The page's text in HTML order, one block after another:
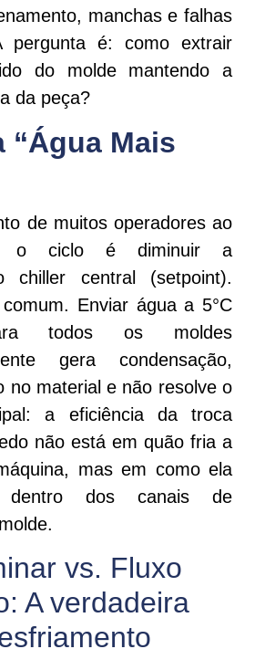
manchas e falhas
pergunta é: como extrair
do molde mantendo a
da peça?
“Água Mais
de muitos operadores ao
o ciclo é diminuir a
chiller central (setpoint).
Enviar água a 5°C
todos os moldes
gera condensação,
no material e não resolve o
a eficiência da troca
não está em quão fria a
mas em como ela
dentro dos canais de
vs. Fluxo
A verdadeira